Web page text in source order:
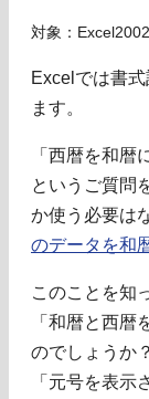
対象：
Excelでは書
ます。
「西暦を和暦
というご質問
か使う必要は
のデータを和
このことを知
「和暦と西暦
のでしょうか
「元号を表